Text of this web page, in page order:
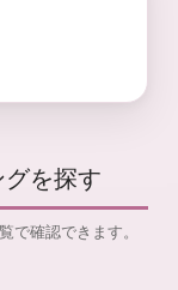
を探す
で確認できます。